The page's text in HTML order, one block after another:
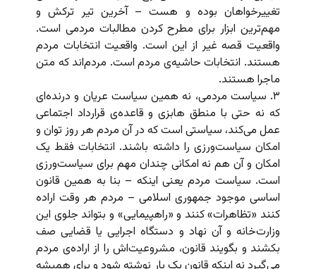
تغییرخواهان بوده و هست – آخرین تیر ترکش و
مهم‌ترین ابزار برای مطرح کردن مطالبات مردمی است.
واقعیت قصه غیر از این است. واقعیت انتخابات مردم
هستند. انتخابات حاشیه‌ی مردم است. مردم‌اند که متن
ماجرا هستند.
۳. سیاست مردمی، نه همین سیاست عریان و درنده‌ای
که نه حتی با منطق هابزی و قاعده‌ی قرارداد اجتماعی
عمل می‌کند، سیاستی است که در آن مردم هر روز توان و
امکان سیاست‌ورزی را داشته باشند. انتخابات فقط یک
امکان و آن هم نه امکانی چندان مهم برای سیاست‌ورزی
است. سیاست مردم یعنی اینکه – بنا به همین قانون
اساسی موجود جمهوری اسلامی – مردم هر وقت اراده
کنند «تظاهرات» کنند و «راهپیمایی» و بتواند جلوی این
وزارت‌خانه و آن نهاد و دستگاه اجرایی یا قضایی صف
بکشند و بگویند قانون، مشروعیت‌اش را از اراده‌ی مردم